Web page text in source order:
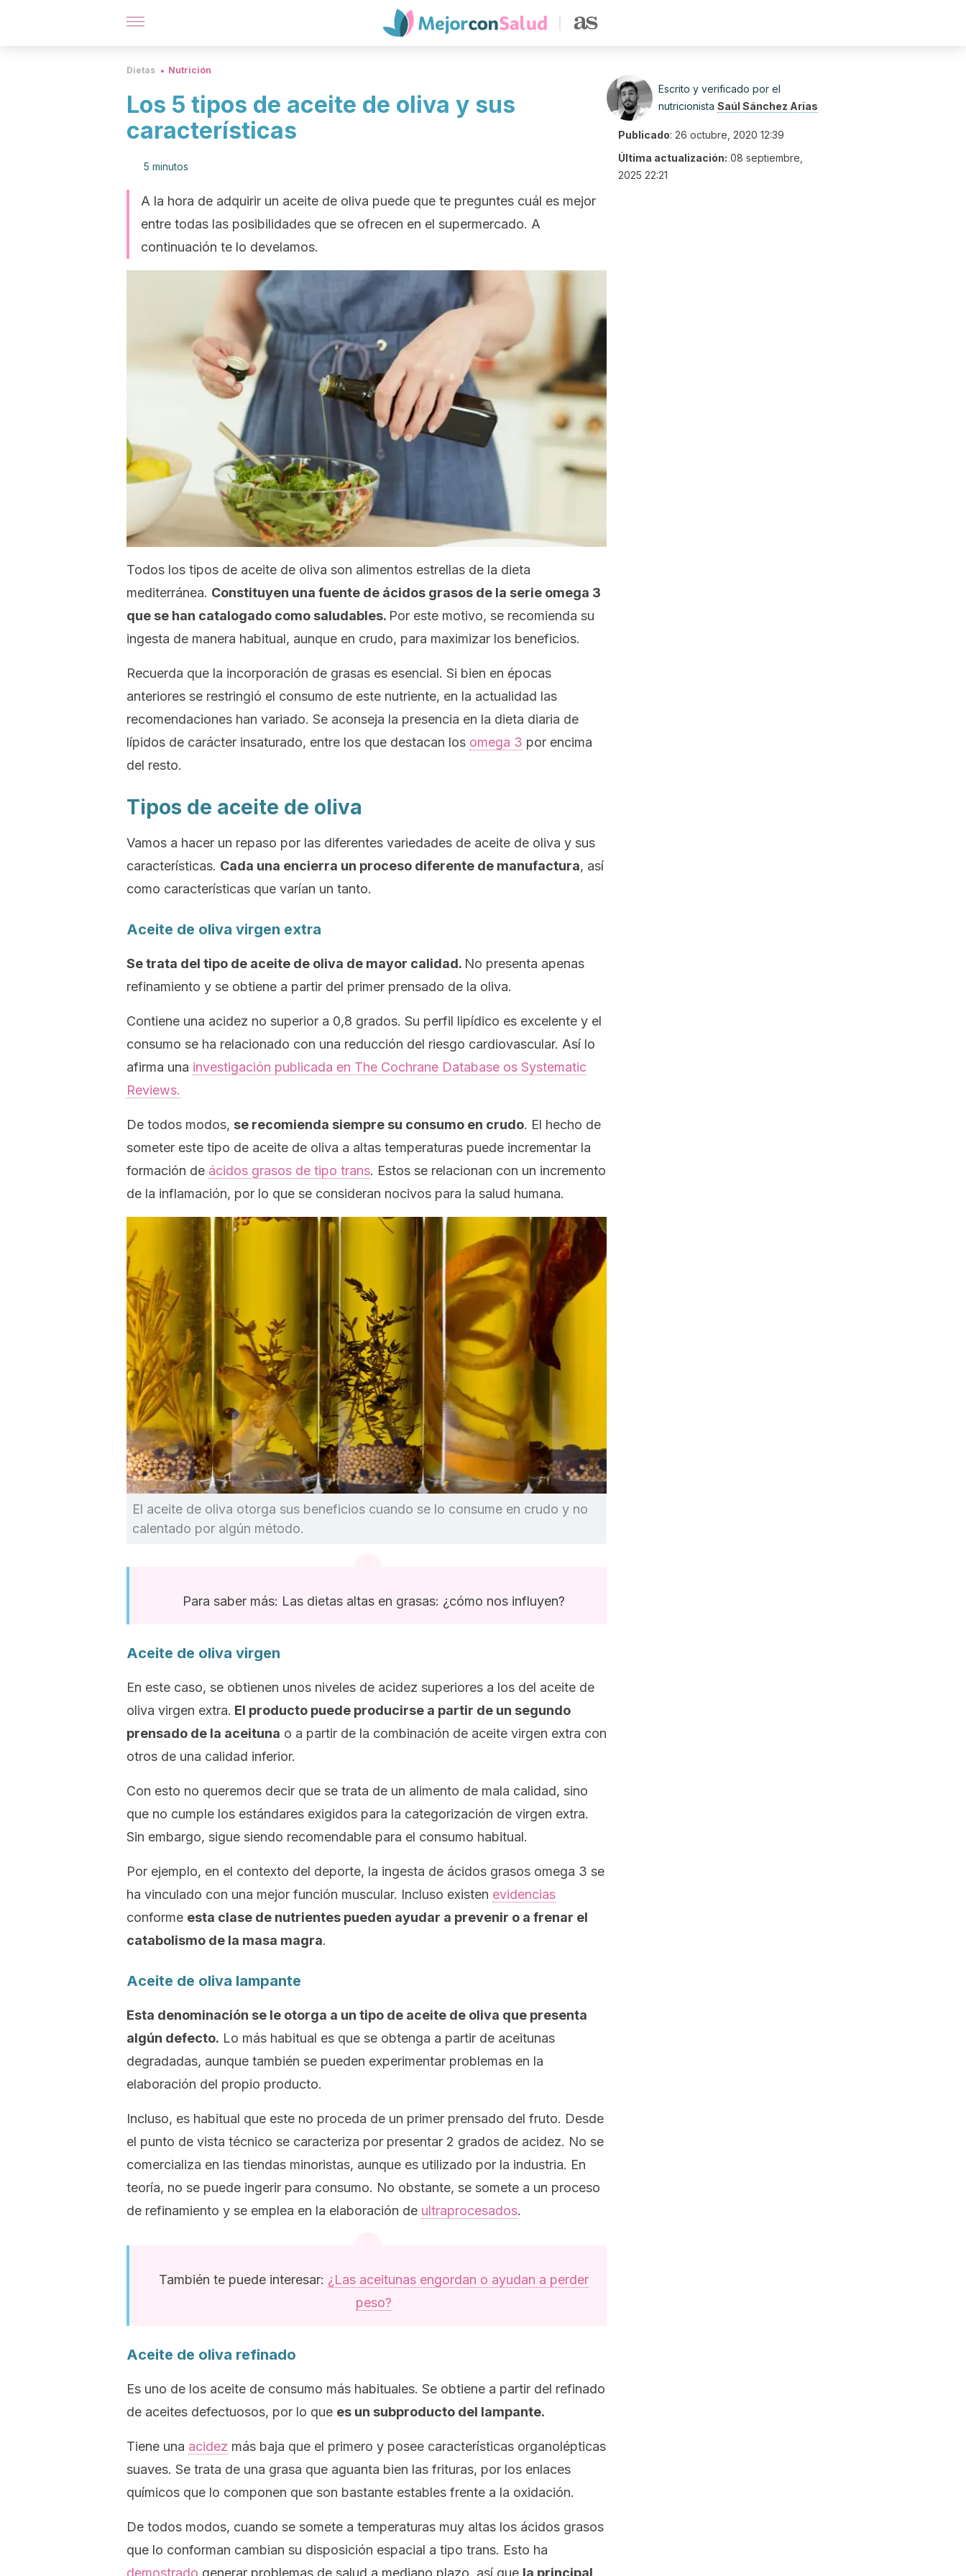
Dietas Nutrición
Los 5 tipos de aceite de oliva y sus
características
5 minutos
A la hora de adquirir un aceite de oliva puede que te preguntes cuál es mejor
entre todas las posibilidades que se ofrecen en el supermercado. A
continuación te lo develamos.
Todos los tipos de aceite de oliva son alimentos estrellas de la dieta
mediterránea. Constituyen una fuente de ácidos grasos de la serie omega 3
que se han catalogado como saludables. Por este motivo, se recomienda su
ingesta de manera habitual, aunque en crudo, para maximizar los beneficios.
Recuerda que la incorporación de grasas es esencial. Si bien en épocas
anteriores se restringió el consumo de este nutriente, en la actualidad las
recomendaciones han variado. Se aconseja la presencia en la dieta diaria de
lípidos de carácter insaturado, entre los que destacan los omega 3 por encima
del resto.
Tipos de aceite de oliva
Vamos a hacer un repaso por las diferentes variedades de aceite de oliva y sus
características. Cada una encierra un proceso diferente de manufactura, así
como características que varían un tanto.
Aceite de oliva virgen extra
Se trata del tipo de aceite de oliva de mayor calidad. No presenta apenas
refinamiento y se obtiene a partir del primer prensado de la oliva.
Contiene una acidez no superior a 0,8 grados. Su perfil lipídico es excelente y el
consumo se ha relacionado con una reducción del riesgo cardiovascular. Así lo
afirma una investigación publicada en The Cochrane Database os Systematic
Reviews.
De todos modos, se recomienda siempre su consumo en crudo. El hecho de
someter este tipo de aceite de oliva a altas temperaturas puede incrementar la
formación de ácidos grasos de tipo trans. Estos se relacionan con un incremento
de la inflamación, por lo que se consideran nocivos para la salud humana.
El aceite de oliva otorga sus beneficios cuando se lo consume en crudo y no
calentado por algún método.
Para saber más: Las dietas altas en grasas: ¿cómo nos influyen?
Aceite de oliva virgen
En este caso, se obtienen unos niveles de acidez superiores a los del aceite de
oliva virgen extra. El producto puede producirse a partir de un segundo
prensado de la aceituna o a partir de la combinación de aceite virgen extra con
otros de una calidad inferior.
Con esto no queremos decir que se trata de un alimento de mala calidad, sino
que no cumple los estándares exigidos para la categorización de virgen extra.
Sin embargo, sigue siendo recomendable para el consumo habitual.
Por ejemplo, en el contexto del deporte, la ingesta de ácidos grasos omega 3 se
ha vinculado con una mejor función muscular. Incluso existen evidencias
conforme esta clase de nutrientes pueden ayudar a prevenir o a frenar el
catabolismo de la masa magra.
Aceite de oliva lampante
Esta denominación se le otorga a un tipo de aceite de oliva que presenta
algún defecto. Lo más habitual es que se obtenga a partir de aceitunas
degradadas, aunque también se pueden experimentar problemas en la
elaboración del propio producto.
Incluso, es habitual que este no proceda de un primer prensado del fruto. Desde
el punto de vista técnico se caracteriza por presentar 2 grados de acidez. No se
comercializa en las tiendas minoristas, aunque es utilizado por la industria. En
teoría, no se puede ingerir para consumo. No obstante, se somete a un proceso
de refinamiento y se emplea en la elaboración de ultraprocesados.
También te puede interesar: ¿Las aceitunas engordan o ayudan a perder
peso?
Aceite de oliva refinado
Es uno de los aceite de consumo más habituales. Se obtiene a partir del refinado
de aceites defectuosos, por lo que es un subproducto del lampante.
Tiene una acidez más baja que el primero y posee características organolépticas
suaves. Se trata de una grasa que aguanta bien las frituras, por los enlaces
químicos que lo componen que son bastante estables frente a la oxidación.
De todos modos, cuando se somete a temperaturas muy altas los ácidos grasos
que lo conforman cambian su disposición espacial a tipo trans. Esto ha
demostrado generar problemas de salud a mediano plazo, así que la principal
Escrito y verificado por el
nutricionista Saúl Sánchez Arias
Publicado: 26 octubre, 2020 12:39
Última actualización: 08 septiembre,
2025 22:21